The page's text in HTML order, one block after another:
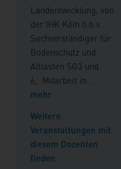
Landentwicklung, von
der IHK Köln ö.b.v.
Sachverständiger für
Bodenschutz und
Altlasten SG3 und
6, Mitarbeit in
mehr
Weitere
Veranstaltungen mit
diesem Dozenten
finden